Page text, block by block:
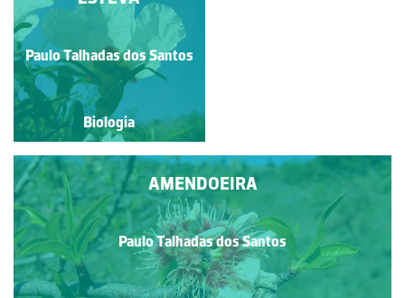
MEDRONHEIRO
Paulo Talhadas dos Santos
Biologia
Paulo Talhadas dos Santos
Biologia
AMENDOEIRA
Paulo Talhadas dos Santos